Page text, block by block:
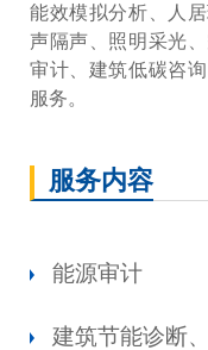
能效模拟分析、人
声隔声、照明采光
审计、建筑低碳咨
服务。
服务内容
能源审计
建筑节能诊断